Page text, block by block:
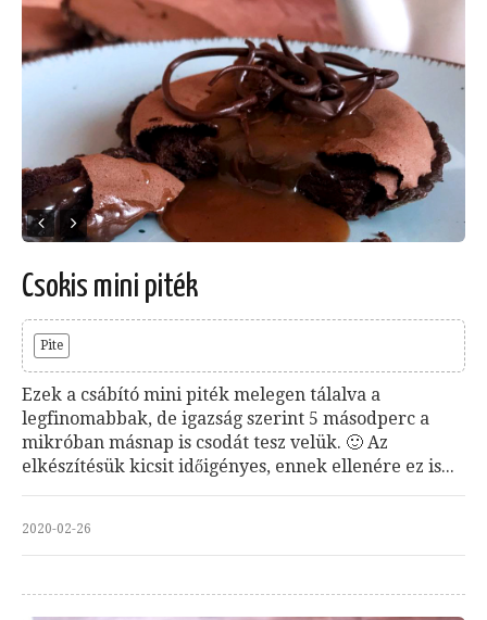
Csokis mini piték
Pite
Ezek a csábító mini piték melegen tálalva a
legfinomabbak, de igazság szerint 5 másodperc a
mikróban másnap is csodát tesz velük. 🙂 Az
elkészítésük kicsit időigényes, ennek ellenére ez is...
2020-02-26